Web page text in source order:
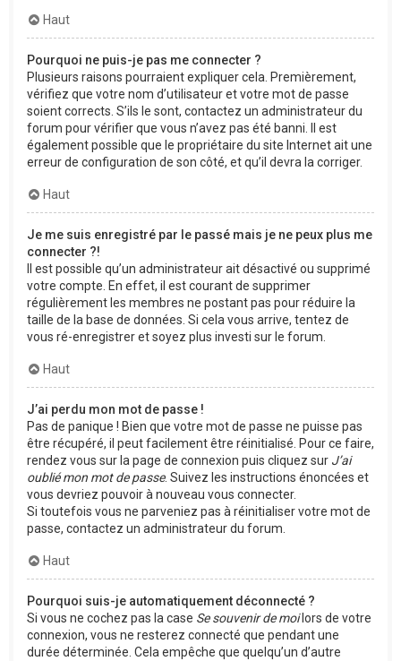
Haut
Pourquoi ne puis-je pas me connecter ?
Plusieurs raisons pourraient expliquer cela. Premièrement,
vérifiez que votre nom d’utilisateur et votre mot de passe
soient corrects. S’ils le sont, contactez un administrateur du
forum pour vérifier que vous n’avez pas été banni. Il est
également possible que le propriétaire du site Internet ait une
erreur de configuration de son côté, et qu’il devra la corriger.
Haut
Je me suis enregistré par le passé mais je ne peux plus me
connecter ?!
Il est possible qu’un administrateur ait désactivé ou supprimé
votre compte. En effet, il est courant de supprimer
régulièrement les membres ne postant pas pour réduire la
taille de la base de données. Si cela vous arrive, tentez de
vous ré-enregistrer et soyez plus investi sur le forum.
Haut
J’ai perdu mon mot de passe !
Pas de panique ! Bien que votre mot de passe ne puisse pas
être récupéré, il peut facilement être réinitialisé. Pour ce faire,
rendez vous sur la page de connexion puis cliquez sur J’ai
oublié mon mot de passe. Suivez les instructions énoncées et
vous devriez pouvoir à nouveau vous connecter.
Si toutefois vous ne parveniez pas à réinitialiser votre mot de
passe, contactez un administrateur du forum.
Haut
Pourquoi suis-je automatiquement déconnecté ?
Si vous ne cochez pas la case Se souvenir de moilors de votre
connexion, vous ne resterez connecté que pendant une
durée déterminée. Cela empêche que quelqu’un d’autre